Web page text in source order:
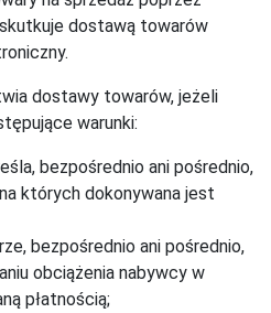
dostawą towarów
dostawy towarów, jeżeli
warunki:
bezpośrednio ani pośrednio,
których dokonywana jest
bezpośrednio ani pośrednio,
obciążenia nabywcy w
płatnością;